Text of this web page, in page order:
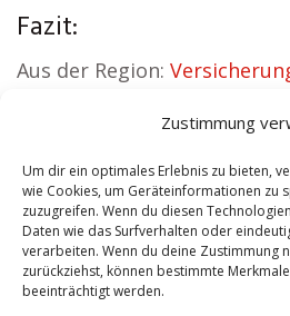
Zustimmung
Um dir ein optimales Erlebnis zu bieten,
wie Cookies, um Geräteinformationen zu
zuzugreifen. Wenn du diesen
Daten wie das Surfverhalten oder
verarbeiten. Wenn du deine Zustimmung
zurückziehst, können bestimmte
beeinträchtigt werden.
Fazit:
Aus der Region:
Reisebüro
Versicherung Sassenberg|
Sassenberg
Contents [show]